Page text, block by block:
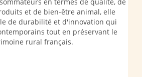
et de bien-être animal, elle
de durabilité et d'innovation qui
tout en préservant le
rural français.